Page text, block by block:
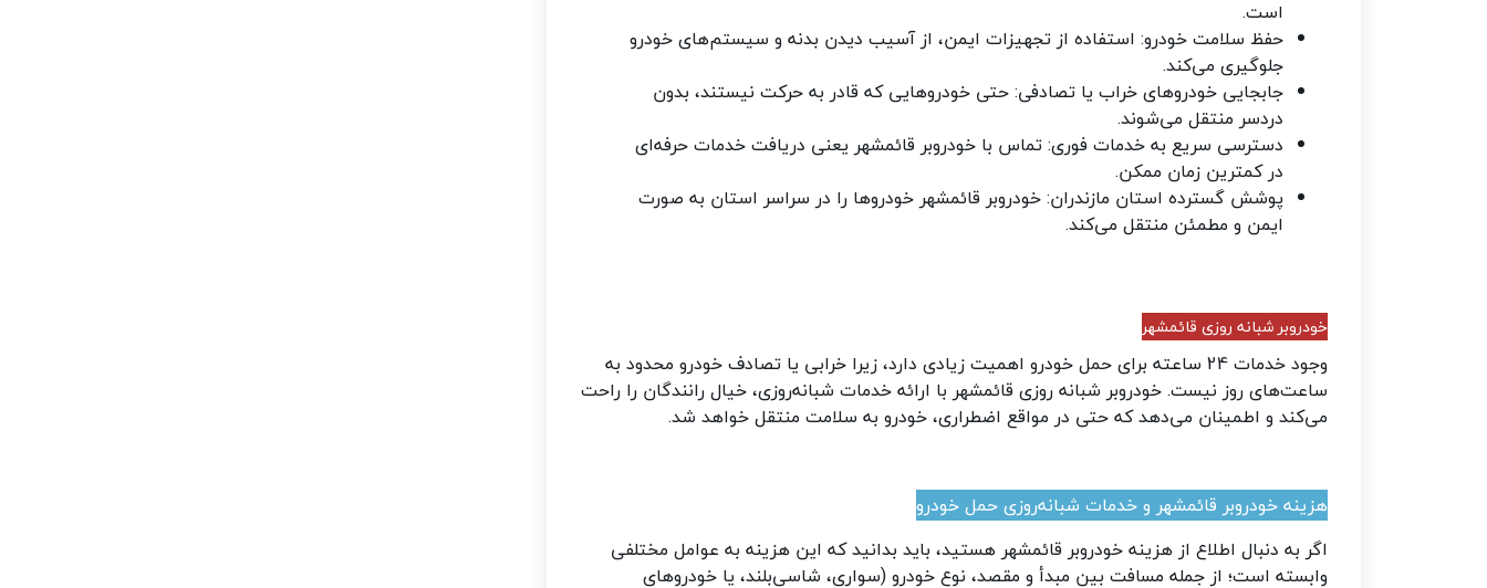
است.
حفظ سلامت خودرو: استفاده از تجهیزات ایمن، از آسیب دیدن بدنه و سیستم‌های خودرو
جلوگیری می‌کند.
جابجایی خودروهای خراب یا تصادفی: حتی خودروهایی که قادر به حرکت نیستند، بدون
دردسر منتقل می‌شوند.
دسترسی سریع به خدمات فوری: تماس با خودروبر قائمشهر یعنی دریافت خدمات حرفه‌ای
در کمترین زمان ممکن.
پوشش گسترده استان مازندران: خودروبر قائمشهر خودروها را در سراسر استان به صورت
ایمن و مطمئن منتقل می‌کند.
خودروبر شبانه ‌روزی قائمشهر
وجود خدمات 24 ساعته برای حمل خودرو اهمیت زیادی دارد، زیرا خرابی یا تصادف خودرو محدود به
ساعت‌های روز نیست. خودروبر شبانه روزی قائمشهر با ارائه خدمات شبانه‌روزی، خیال رانندگان را راحت
می‌کند و اطمینان می‌دهد که حتی در مواقع اضطراری، خودرو به سلامت منتقل خواهد شد.
هزینه خودروبر قائمشهر و خدمات شبانه‌روزی حمل خودرو
اگر به دنبال اطلاع از هزینه خودروبر قائمشهر هستید، باید بدانید که این هزینه به عوامل مختلفی
وابسته است؛ از جمله مسافت بین مبدأ و مقصد، نوع خودرو (سواری، شاسی‌بلند، یا خودروهای